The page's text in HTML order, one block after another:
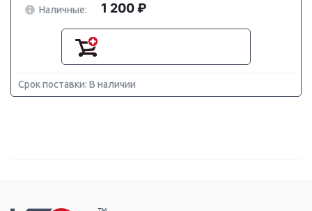
Наличные:
1 200 ₽
Срок поставки: В наличии